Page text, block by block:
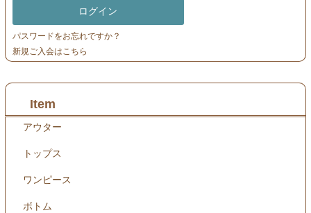
パスワードをお忘れですか？
新規ご入会はこちら
Item
アウター
トップス
ワンピース
ボトム